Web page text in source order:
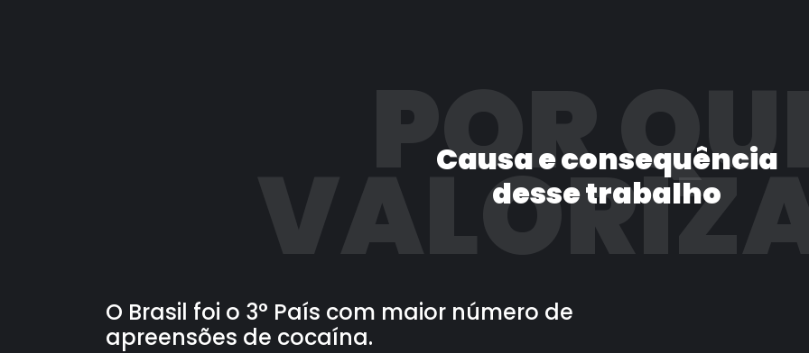
POR
Causa e consequência
desse trabalho
O Brasil foi o 3° País com maior número de
apreensões de cocaína.